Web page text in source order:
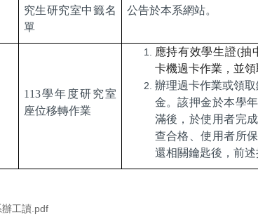
究生研究室中籤名
單
公告於本系網站。
113學年度研究室
座位移轉作業
應持有效學生證(抽
卡機過卡作業，並領
辦理過卡作業或領
金。該押金於本學
滿後，於使用者完
查合格、使用者所
還相關鑰匙後，前述
工讀.pdf